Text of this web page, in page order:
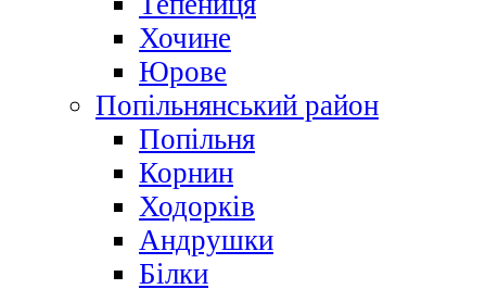
Хочине
Юрове
Попільнянський район
Попільня
Корнин
Ходорків
Андрушки
Білки